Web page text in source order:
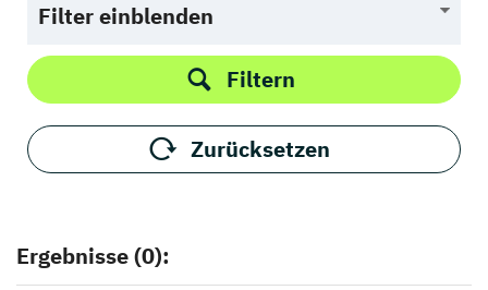
Filter einblenden
Filtern
Zurücksetzen
Ergebnisse (0):